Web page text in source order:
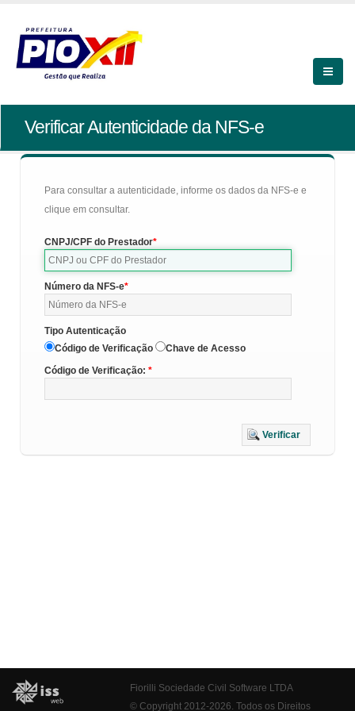
Verificar Autenticidade da NFS-e
Para consultar a autenticidade, informe os dados da NFS-e e
clique em consultar.
CNPJ/CPF do Prestador
Número da NFS-e
Tipo Autenticação
Código de Verificação
Chave de Acesso
Código de Verificação:
Verificar
Fiorilli Sociedade Civil Software LTDA
© Copyright 2012-2026. Todos os Direitos